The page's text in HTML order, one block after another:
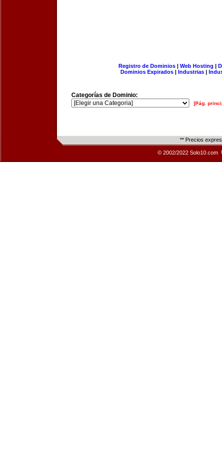
Registro de Dominios| Web Hosting |
Dominios Expirados | Industrias |
Categorías de Dominio:
[Pág.
** Precios
© 2002/2022 Solo10.com